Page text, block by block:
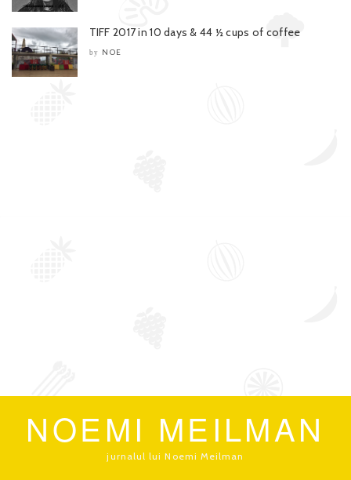
TIFF 2017 in 10 days & 44 ½ cups of coffee
by NOE
NOEMI MEILMAN
jurnalul lui Noemi Meilman